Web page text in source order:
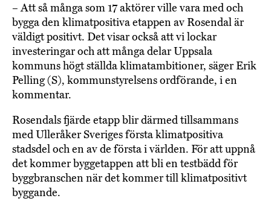
– Att så många som 17 aktörer ville vara med och
bygga den klimatpositiva etappen av Rosendal är
väldigt positivt. Det visar också att vi lockar
investeringar och att många delar Uppsala
kommuns högt ställda klimatambitioner, säger Erik
Pelling (S), kommunstyrelsens ordförande, i en
kommentar.
Rosendals fjärde etapp blir därmed tillsammans
med Ulleråker Sveriges första klimatpositiva
stadsdel och en av de första i världen. För att uppnå
det kommer byggetappen att bli en testbädd för
byggbranschen när det kommer till klimatpositivt
byggande.